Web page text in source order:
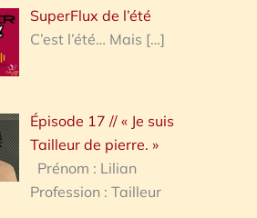
SuperFlux de l’été
C’est l’été… Mais […]
Épisode 17 // « Je suis
Tailleur de pierre. »
Prénom : Lilian
Profession : Tailleur